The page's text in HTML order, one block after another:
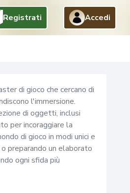
Registrati Accedi
Indietro
di gioco che cercano di
l'immersione.
di oggetti, inclusi
per incoraggiare la
di gioco in modi unici e
preparando un elaborato
ogni sfida più